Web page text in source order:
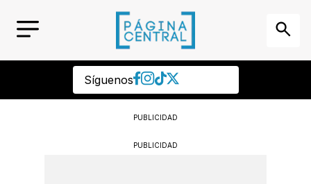
Síguenos
PUBLICIDAD
PUBLICIDAD